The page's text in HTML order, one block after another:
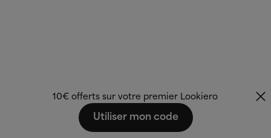
10€ offerts sur votre premier Lookiero
Utiliser mon code